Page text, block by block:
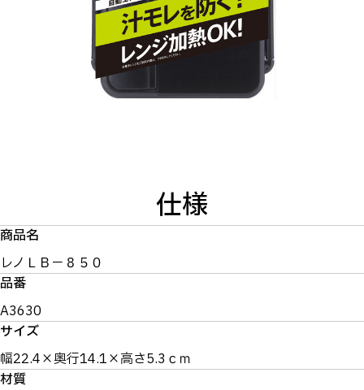
仕様
商品名
レノＬＢ－８５０
品番
A3630
サイズ
幅22.4×奥行14.1×高さ5.3ｃｍ
材質